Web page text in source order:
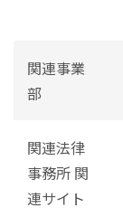
関連事業
部
関連法律
事務所 関
連サイト